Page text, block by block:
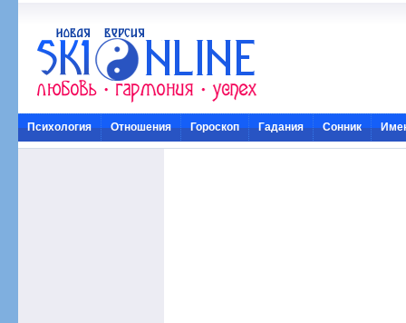
Психология Отношения Гороскоп Гадания Сонник